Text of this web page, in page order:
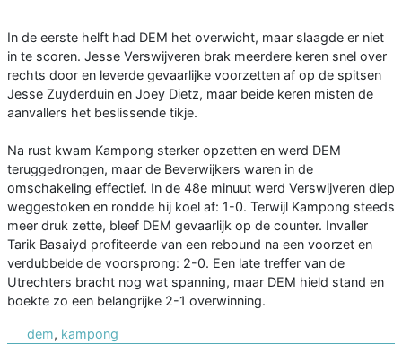
In de eerste helft had DEM het overwicht, maar slaagde er niet
in te scoren. Jesse Verswijveren brak meerdere keren snel over
rechts door en leverde gevaarlijke voorzetten af op de spitsen
Jesse Zuyderduin en Joey Dietz, maar beide keren misten de
aanvallers het beslissende tikje.
Na rust kwam Kampong sterker opzetten en werd DEM
teruggedrongen, maar de Beverwijkers waren in de
omschakeling effectief. In de 48e minuut werd Verswijveren diep
weggestoken en rondde hij koel af: 1-0. Terwijl Kampong steeds
meer druk zette, bleef DEM gevaarlijk op de counter. Invaller
Tarik Basaiyd profiteerde van een rebound na een voorzet en
verdubbelde de voorsprong: 2-0. Een late treffer van de
Utrechters bracht nog wat spanning, maar DEM hield stand en
boekte zo een belangrijke 2-1 overwinning.
dem, kampong